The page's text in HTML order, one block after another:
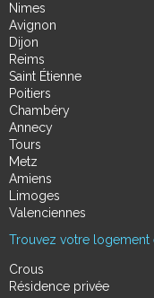
Nimes
Avignon
Dijon
Reims
Saint Étienne
Poitiers
Chambéry
Annecy
Tours
Metz
Amiens
Limoges
Valenciennes
Trouvez votre
Crous
Résidence privée